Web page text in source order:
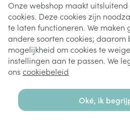
Onze webshop maakt
cookies. Deze cookies zijn
te laten functioneren. We maken
andere soorten cookies; daarom
mogelijkheid om cookies te
instellingen aan te passen. We
ons cookiebeleid
Oké, ik